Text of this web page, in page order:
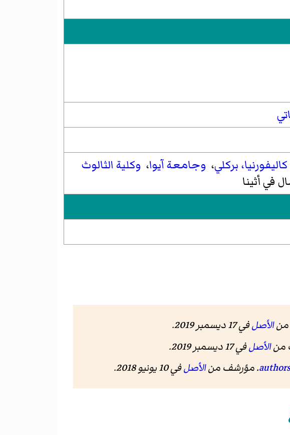
بركلي، وجامعة آيوا، وكلية الثالوث
في أثينا
الأصلفي 17 ديسمبر 2019.
الأصلفي 17 ديسمبر 2019.
الأصلفي 10 يونيو 2018.